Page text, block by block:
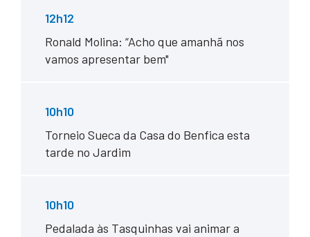
12h12
Ronald Molina: “Acho que amanhã nos
vamos apresentar bem"
10h10
Torneio Sueca da Casa do Benfica esta
tarde no Jardim
10h10
Pedalada às Tasquinhas vai animar a